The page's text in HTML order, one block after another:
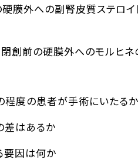
膜外への副腎皮質ステロイ
創前の硬膜外へのモルヒネ
度の患者が手術にいたるか
はあるか
因は何か